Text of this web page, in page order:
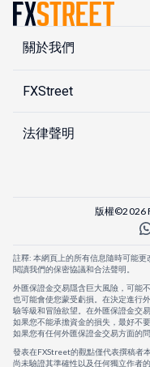
關於我們
FXStreet
法律聲明
版權©2026
註釋: 本網頁上的所有信息隨時可能
閱讀我們的保密協議和合法聲明。
外匯保證金交易隱含巨大風險，可能
也可能會使您蒙受虧損。在決定進行
驗等級和冒險欲望。在外匯保證金交
如果您不能承擔資金的損失，最好不
如果您有任何外匯保證金交易方面的
發表在FXStreet的觀點僅代表撰稿者
尚未驗證其準確性以及任何獨立作者